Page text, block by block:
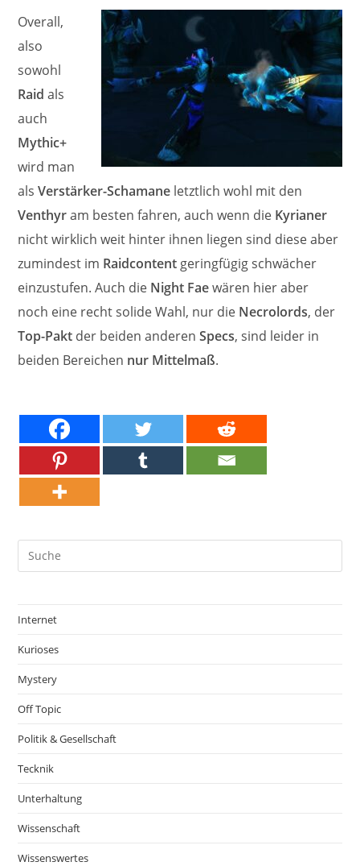
Overall,
also
sowohl
Raid als
auch
Mythic+
wird man
alsVerstärker-Schamane letztlich wohl mit den
Venthyram besten fahren, auch wenn die Kyrianer
nicht wirklich weit hinter ihnen liegen sind diese aber
zumindest im Raidcontent geringfügig schwächer
einzustufen. Auch die Night Faewären hier aber
noch eine recht solide Wahl, nur die Necrolords, der
Top-Pakt der beiden anderenSpecs, sind leider in
beiden Bereichen nur Mittelmaß.
Internet
Kurioses
Mystery
Off Topic
Politik & Gesellschaft
Tecknik
Unterhaltung
Wissenschaft
Wissenswertes